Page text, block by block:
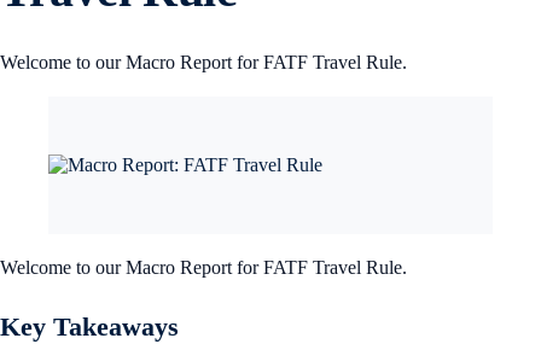
Welcome to our Macro Report for FATF Travel Rule.
Welcome to our Macro Report for FATF Travel Rule.
Key Takeaways